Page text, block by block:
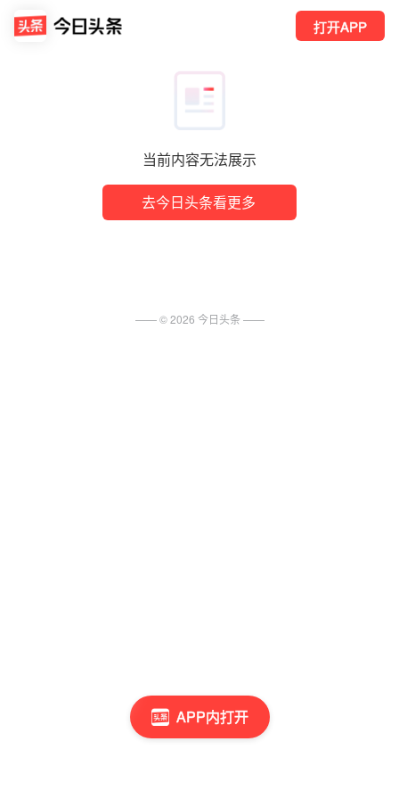
当前内容无法展示
去今日头条看更多
打开APP
APP内打开
—— ©2026 今日头条 ——